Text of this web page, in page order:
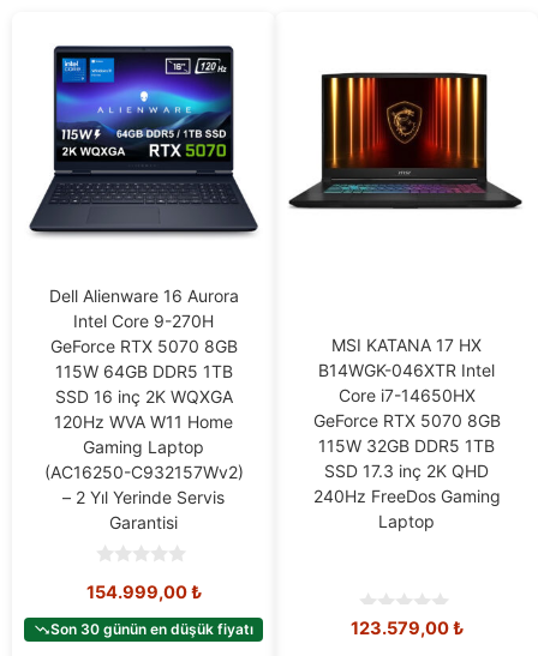
Dell Alienware 16 Aurora
Intel Core 9-270H
GeForce RTX 5070 8GB
115W 64GB DDR5 1TB
SSD 16 inç 2K WQXGA
120Hz WVA W11 Home
Gaming Laptop
(AC16250-C932157Wv2)
– 2 Yıl Yerinde Servis
Garantisi
o
t
o
154.999,00₺
Son 30 günün en düşük fiyatı
MSI KATANA 17 HX
B14WGK-046XTR Intel
Core i7-14650HX
GeForce RTX 5070 8GB
115W 32GB DDR5 1TB
SSD 17.3 inç 2K QHD
240Hz FreeDos Gaming
Laptop
0
123.579,00₺